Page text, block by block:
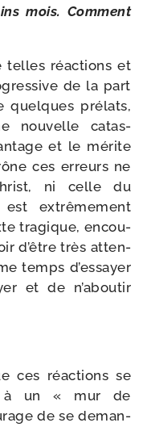
mois. Comment
telles réac­tions et
de la part
quelques pré­lats,
nou­velle catas­
et le mérite
ces erreurs ne
ni celle du
est extrê­me­ment
tra­gique, encou­
d’être très atten­
temps d’essayer
et de n’aboutir
ces réac­tions se
à un « mur de
de se deman­